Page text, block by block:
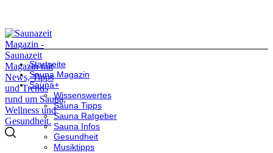
Startseite
Sauna Magazin
Sauna+
Wissenswertes
Sauna Tipps
Sauna Ratgeber
Sauna Infos
Gesundheit
Musiktipps